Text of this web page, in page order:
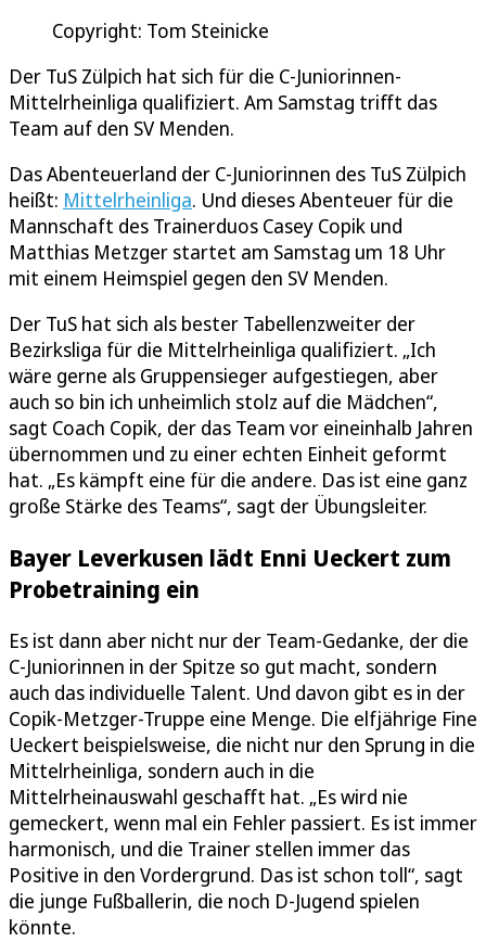
Copyright: Tom Steinicke
Der TuS Zülpich hat sich für die C-Juniorinnen-
Mittelrheinliga qualifiziert. Am Samstag trifft das
Team auf den SV Menden.
Das Abenteuerland der C-Juniorinnen des TuS Zülpich
heißt: Mittelrheinliga. Und dieses Abenteuer für die
Mannschaft des Trainerduos Casey Copik und
Matthias Metzger startet am Samstag um 18 Uhr
mit einem Heimspiel gegen den SV Menden.
Der TuS hat sich als bester Tabellenzweiter der
Bezirksliga für die Mittelrheinliga qualifiziert. „Ich
wäre gerne als Gruppensieger aufgestiegen, aber
auch so bin ich unheimlich stolz auf die Mädchen“,
sagt Coach Copik, der das Team vor eineinhalb Jahren
übernommen und zu einer echten Einheit geformt
hat. „Es kämpft eine für die andere. Das ist eine ganz
große Stärke des Teams“, sagt der Übungsleiter.
Bayer Leverkusen lädt Enni Ueckert zum
Probetraining ein
Es ist dann aber nicht nur der Team-Gedanke, der die
C-Juniorinnen in der Spitze so gut macht, sondern
auch das individuelle Talent. Und davon gibt es in der
Copik-Metzger-Truppe eine Menge. Die elfjährige Fine
Ueckert beispielsweise, die nicht nur den Sprung in die
Mittelrheinliga, sondern auch in die
Mittelrheinauswahl geschafft hat. „Es wird nie
gemeckert, wenn mal ein Fehler passiert. Es ist immer
harmonisch, und die Trainer stellen immer das
Positive in den Vordergrund. Das ist schon toll“, sagt
die junge Fußballerin, die noch D-Jugend spielen
könnte.